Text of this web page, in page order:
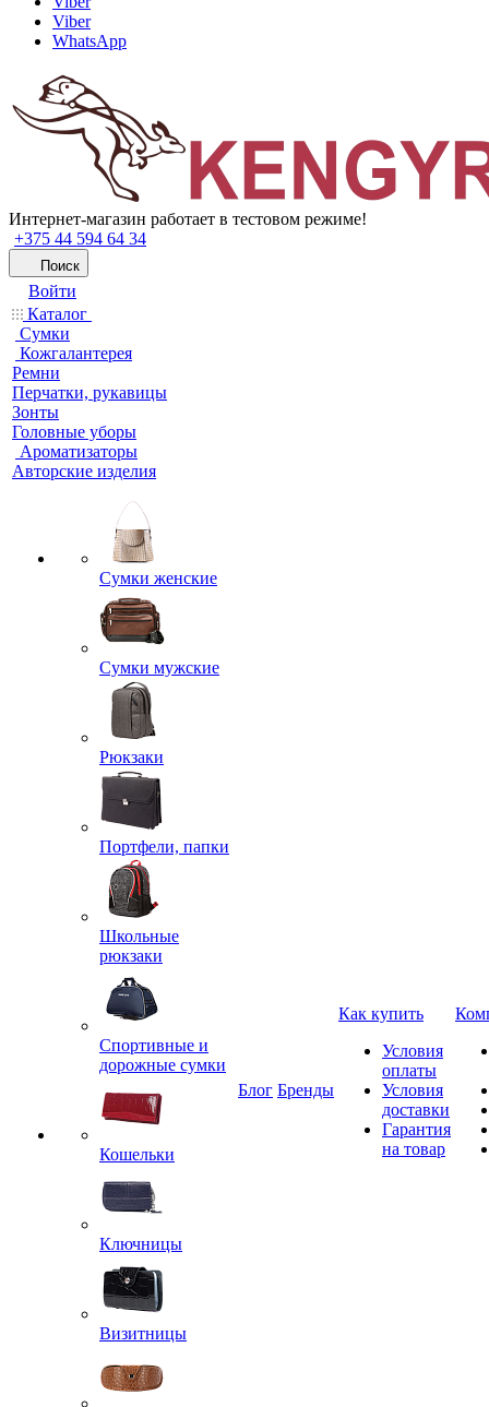
Viber
WhatsApp
Интернет-магазин работает в тестовом режиме!
+375 44 594 64 34
Поиск
Войти
Каталог
Сумки
Кожгалантерея
Ремни
Перчатки, рукавицы
Зонты
Головные уборы
Ароматизаторы
Авторские изделия
Сумки женские
Сумки мужские
Рюкзаки
Портфели, папки
Школьные
рюкзаки
Спортивные и
дорожные сумки
Кошельки
Ключницы
Визитницы
Блог Бренды
Как купить
Условия
оплаты
Условия
доставки
Гарантия
на товар